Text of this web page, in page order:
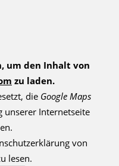
um den Inhalt von
zu laden.
die Google Maps
unserer Internetseite
von
lesen.